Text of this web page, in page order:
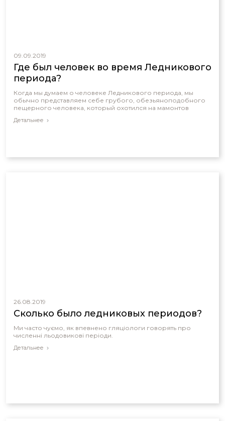
09.09.2019
Где был человек во время Ледникового
периода?
Когда мы думаем о человеке Ледникового периода, мы
обычно представляем себе грубого, обезьяноподобного
пещерного человека, который охотился на мамонтов
Детальнее
26.08.2019
Сколько было ледниковых периодов?
Ми часто чуємо, як впевнено гляціологи говорять про
численні льодовикові періоди.
Детальнее